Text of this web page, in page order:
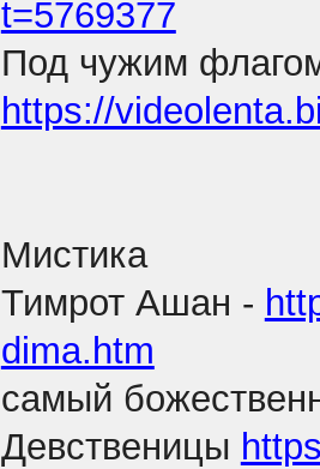
t=5769377
Под чужим
https://
Мистика
Тимрот Ашан -
dima.htm
самый
Девственицы